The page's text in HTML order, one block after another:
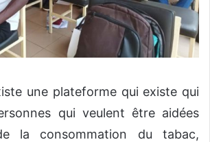
une plateforme qui existe qui
qui veulent être aidées
la consommation du tabac,